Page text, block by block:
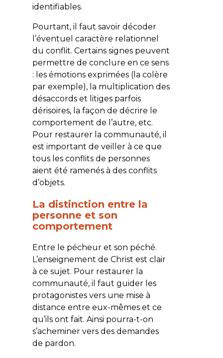
identifiables.
Pourtant, il faut savoir décoder
l’éventuel caractère relationnel
du conflit. Certains signes peuvent
permettre de conclure en ce sens
: les émotions exprimées (la colère
par exemple), la multiplication des
désaccords et litiges parfois
dérisoires, la façon de décrire le
comportement de l’autre, etc.
Pour restaurer la communauté, il
est important de veiller à ce que
tous les conflits de personnes
aient été ramenés à des conflits
d’objets.
La distinction entre la
personne et son
comportement
Entre le pécheur et son péché.
L’enseignement de Christ est clair
à ce sujet. Pour restaurer la
communauté, il faut guider les
protagonistes vers une mise à
distance entre eux-mêmes et ce
qu’ils ont fait. Ainsi pourra-t-on
s’acheminer vers des demandes
de pardon.